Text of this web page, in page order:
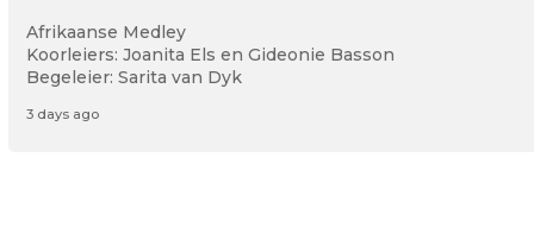
Afrikaanse Medley
Koorleiers: Joanita Els en Gideonie Basson
Begeleier: Sarita van Dyk
3 days ago